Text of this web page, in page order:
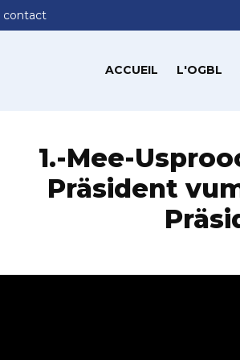
contact
ACCUEIL L'OGBL
1.-Mee-
Präsident